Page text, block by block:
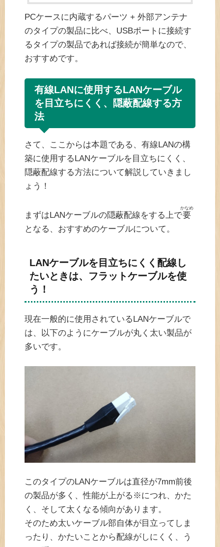
PCケースに内蔵するパーツ + 外部アンテナ
のタイプの製品に比べ、USBポートに接続す
るタイプの製品であれば接続が簡単なので、
おすすめです。
有線LANに使用するLANケーブル
を目立ちにくく、隠蔽配線する方
法
さて、ここからは本題である、有線LANの構
築に使用するLANケーブルを目立ちにくく、
隠蔽配線する方法について解説していきまし
ょう！
まずはLANケーブルの隠蔽配線をする上で要
かなめ
となる、おすすめのケーブルについて。
LANケーブルを目立ちにくく配線し
たいときは、フラットケーブルを使
う！
現在一般的に使用されているLANケーブルで
は、以下のようにケーブルが丸く太い製品が
多いです。
このタイプのLANケーブルは直径が7mm前後
の製品が多く、性能が上がる※につれ、かた
く、そして太くなる傾向があります。
そのため太いケーブル部自体が目立ってしま
ったり、かたいことから配線がしにくく、う